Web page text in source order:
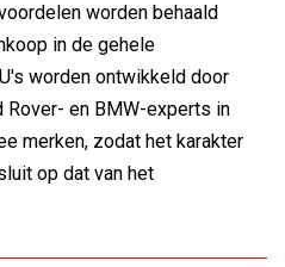
worden behaald
in de gehele
worden ontwikkeld door
Rover- en BMW-experts in
merken, zodat het karakter
op dat van het